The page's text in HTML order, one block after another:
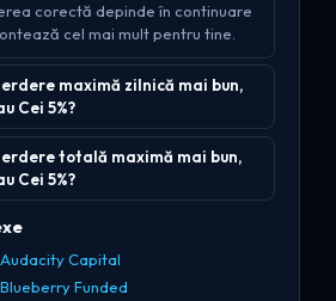
corectă depinde în continuare
cel mai mult pentru tine.
maximă zilnică mai bun,
Cei 5%?
totală maximă mai bun,
Cei 5%?
Capital
Funded